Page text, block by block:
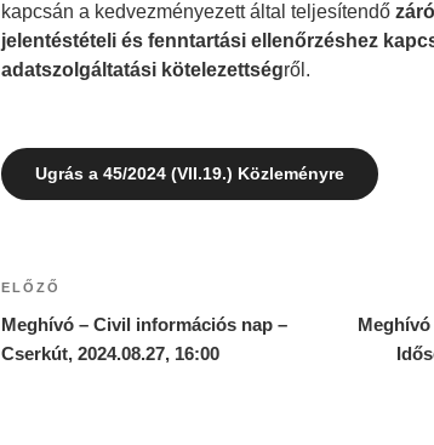
kapcsán a kedvezményezett által teljesítendő
jelentéstételi és fenntartási ellenőrzéshez
adatszolgáltatási kötelezettségről.
Ugrás a 45/2024 (VII.19.) Közleményre
ELŐZŐ
Meghívó – Civil információs nap –
Cserkút, 2024.08.27, 16:00